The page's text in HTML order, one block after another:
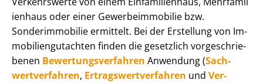
i­en­haus oder einer Ge­wer­be­im­mo­bi­lie bzw.
Sonderimmobilie ermittelt. Bei der Erstellung von Im­
mo­bi­li­en­gut­ach­ten finden die gesetzlich vor­ge­schrie­
be­nen Be­wer­tungs­ver­fah­ren Anwendung (Sach­
wert­ver­fah­ren, Er­trags­wert­ver­fah­ren und Ver­